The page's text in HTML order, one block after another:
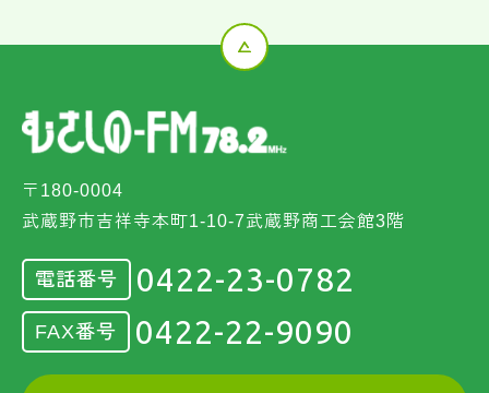
〒180-0004
武蔵野市吉祥寺本町1-10-7武蔵野商工会館3階
電話番号 0422-23-0782
FAX番号 0422-22-9090